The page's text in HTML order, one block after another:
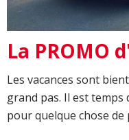
La PROMO
Les vacances sont
grand pas. Il est temps
pour quelque chose de